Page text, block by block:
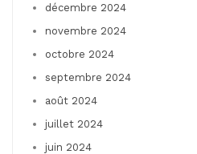
décembre 2024
novembre 2024
octobre 2024
septembre 2024
août 2024
juillet 2024
juin 2024